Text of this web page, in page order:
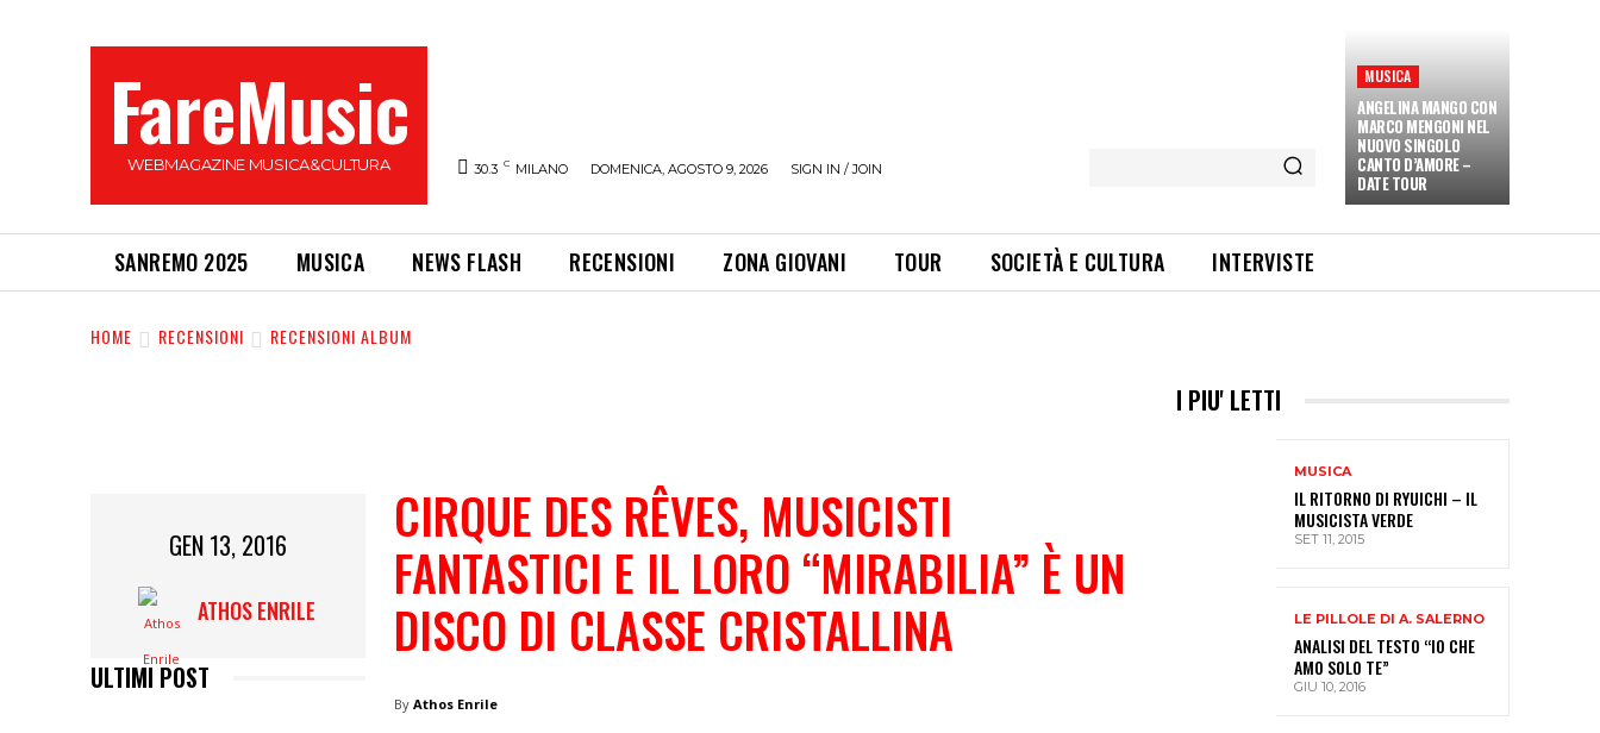
FareMusic
WEBMAGAZINE MUSICA&CULTURA 30.3 C MILANO DOMENICA, AGOSTO 9, 2026 SIGN IN / JOIN
MUSICA
ANGELINA MANGO CON
MARCO MENGONI NEL
NUOVO SINGOLO
CANTO D’AMORE –
DATE TOUR
SANREMO 2025 MUSICA NEWS FLASH RECENSIONI ZONA GIOVANI TOUR SOCIETÀ E CULTURA INTERVISTE
HOME RECENSIONI RECENSIONI ALBUM
GEN 13, 2016
ATHOS ENRILE
ULTIMI POST
CIRQUE DES RÊVES, MUSICISTI
FANTASTICI E IL LORO “MIRABILIA” È UN
DISCO DI CLASSE CRISTALLINA
By Athos Enrile
I PIU' LETTI
MUSICA
IL RITORNO DI RYUICHI – IL
MUSICISTA VERDE
SET 11, 2015
LE PILLOLE DI A. SALERNO
ANALISI DEL TESTO “IO CHE
AMO SOLO TE”
GIU 10, 2016